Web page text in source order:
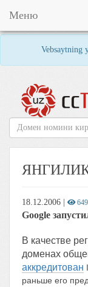
Vebsaytning
Меню
18.12.2006
Google
В качестве
доменах
аккредитован
раньше его